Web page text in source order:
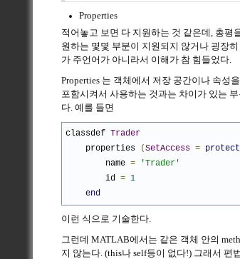
Properties
적어놓고 보면 다 지원하는 것 같은데, 총평
원하는 몇몇 부분이 지원되지 않거나 굉장
가 주언어가 아니라서 이해가 참 힘들었다.
Properties 는 객체에서 저장 공간이나 속성
포함시켜서 사용하는 것과는 차이가 있는
다. 예를 들면
classdef Trader
properties
(SetAccess =
name =
'Trader'
id = 1
end
이런 식으로 기술한다.
그런데 MATLAB에서는 같은 객체 안의
지 않는다. (this나 self등이 없다!) 그래서 편